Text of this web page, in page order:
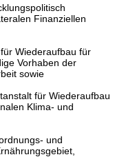
Finanziellen
Wiederaufbau für
Vorhaben der
sowie
für Wiederaufbau
Klima- und
und